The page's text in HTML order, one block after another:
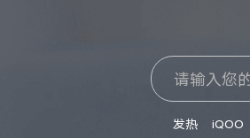
发热 iQOO